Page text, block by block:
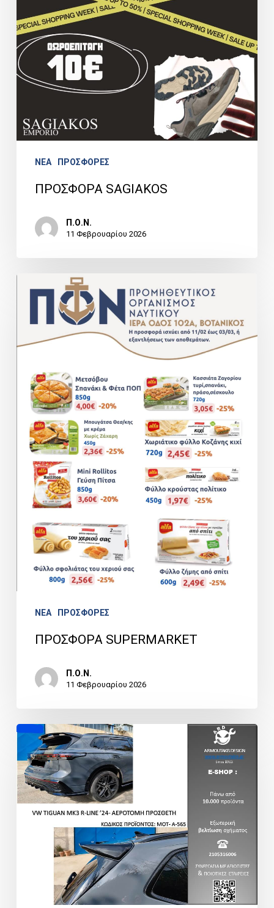
NEA ΠΡΟΣΦΟΡΕΣ
ΠΡΟΣΦΟΡΑ SAGIAKOS
Π.Ο.Ν.
11 Φεβρουαρίου 2026
ΠΡΟΣΦΟΡΑ
SUPERMARKET
NEA ΠΡΟΣΦΟΡΕΣ
ΠΡΟΣΦΟΡΑ SUPERMARKET
Π.Ο.Ν.
11 Φεβρουαρίου 2026
ΠΡΟΣΦΟΡΑ
ARMOUTAKIS